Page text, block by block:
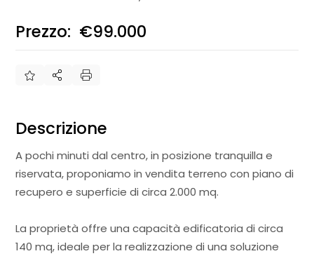
Prezzo: €99.000
Descrizione
A pochi minuti dal centro, in posizione tranquilla e
riservata, proponiamo in vendita terreno con piano di
recupero e superficie di circa 2.000 mq.
La proprietà offre una capacità edificatoria di circa
140 mq, ideale per la realizzazione di una soluzione